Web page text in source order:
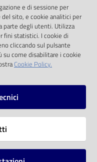
direttiva
36/2006
e di sessione per
sito, e cookie analitici per
parte degli utenti. Utilizza
fini statistici. I cookie di
cliccando sul pulsante
su come disabilitare i cookie
Cookie Policy.